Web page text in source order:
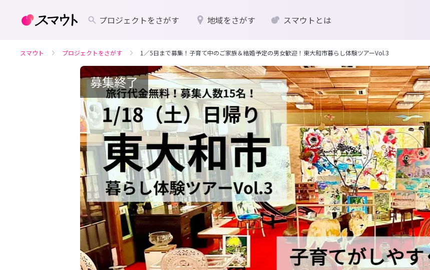
プロジェクトをさがす 地域をさがす スマウトとは
スマウト プロジェクトをさがす 1／5日まで募集！子育て中のご家族＆結婚予定の男女歓迎！東大和市暮らし体験ツアーVol.3
募集終了